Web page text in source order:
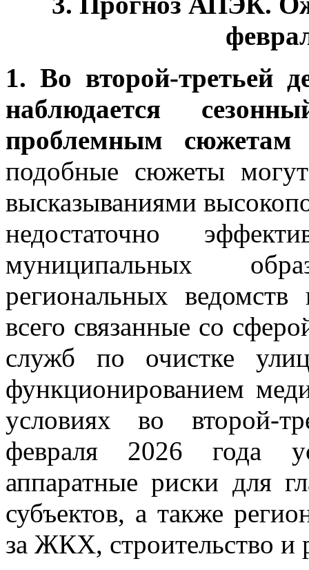
1. Во второй-третьей
наблюдается
проблемным сюжетам
подобные сюжеты
высказываниями
недостаточно
муниципальных
региональных
всего связанные со
служб по очистке
функционированием
условиях во второй-
февраля 2026 года
аппаратные риски для
субъектов, а также
за ЖКХ, строительство и